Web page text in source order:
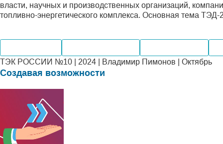
власти, научных и производственных организаций,
топливно-энергетического комплекса. Основная тема
ТЭК РОССИИ №10 | 2024 | Владимир Пимонов | Октябрь
Создавая возможности